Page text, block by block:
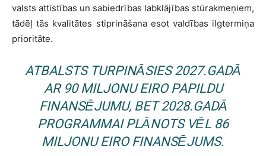
valsts attīstības un sabiedrības labklājības stūrakmeņiem,
tādēļ tās kvalitātes stiprināšana esot valdības ilgtermiņa
prioritāte.
ATBALSTS TURPINĀSIES 2027.GADĀ
AR 90 MILJONU EIRO PAPILDU
FINANSĒJUMU, BET 2028.GADĀ
PROGRAMMAI PLĀNOTS VĒL 86
MILJONU EIRO FINANSĒJUMS.